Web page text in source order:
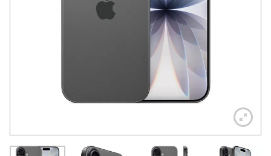
политикой
конфиденциальности
+7 812 318-40-14